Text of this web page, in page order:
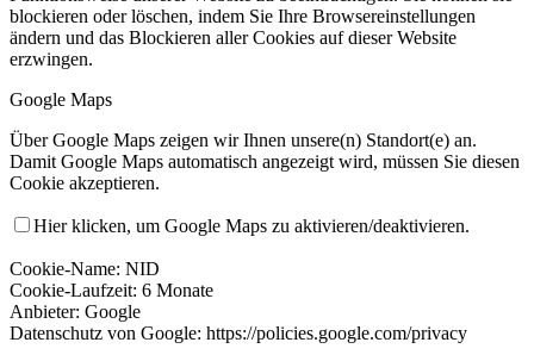
blockieren oder löschen, indem Sie Ihre Browsereinstellungen
ändern und das Blockieren aller Cookies auf dieser Website
erzwingen.
Google Maps
Über Google Maps zeigen wir Ihnen unsere(n) Standort(e) an.
Damit Google Maps automatisch angezeigt wird, müssen Sie diesen
Cookie akzeptieren.
Hier klicken, um Google Maps zu aktivieren/deaktivieren.
Cookie-Name: NID
Cookie-Laufzeit: 6 Monate
Anbieter: Google
Datenschutz von Google: https://policies.google.com/privacy